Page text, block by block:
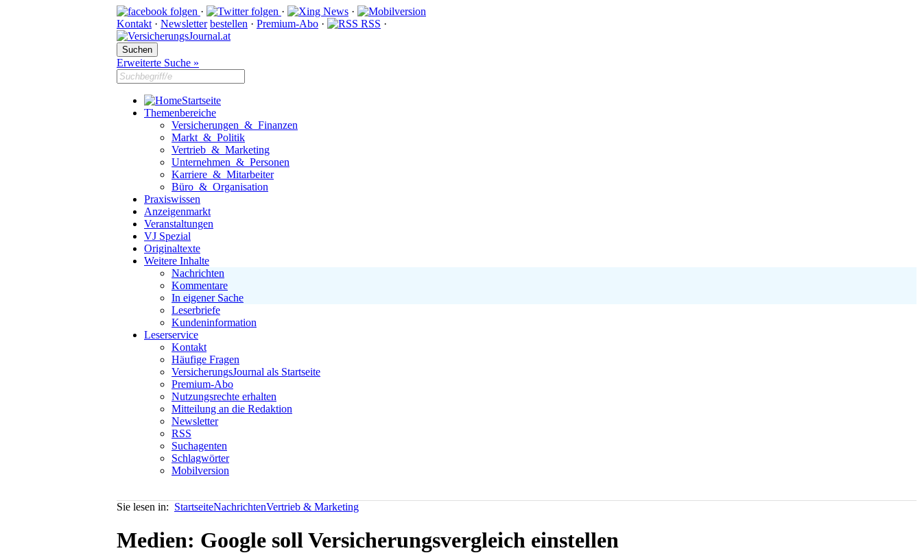
· ·
·
Kontakt · Newsletter bestellen · Premium-Abo · RSS ·
Erweiterte Suche »
Startseite
Themenbereiche
Versicherungen & Finanzen
Markt & Politik
Vertrieb & Marketing
Unternehmen & Personen
Karriere & Mitarbeiter
Büro & Organisation
Praxiswissen
Anzeigenmarkt
Veranstaltungen
VJ Spezial
Originaltexte
Weitere Inhalte
Nachrichten
Kommentare
In eigener Sache
Leserbriefe
Kundeninformation
Leserservice
Kontakt
Häufige Fragen
VersicherungsJournal als Startseite
Premium-Abo
Nutzungsrechte erhalten
Mitteilung an die Redaktion
Newsletter
RSS
Suchagenten
Schlagwörter
Mobilversion
Sie lesen in: StartseiteNachrichtenVertrieb & Marketing
Medien: Google soll Versicherungsvergleich einstellen